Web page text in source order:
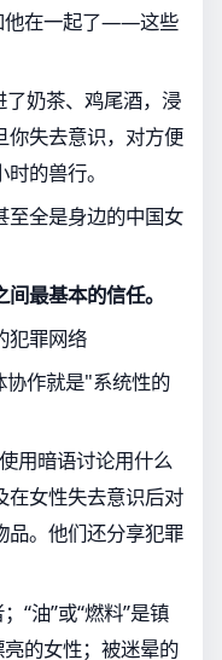
他在一起了——这些
奶茶、鸡尾酒，浸
你失去意识，对方便
的兽行。
至全是身边的中国女
最基本的信任。
犯罪网络
作就是"系统性的
用暗语讨论用什么
在女性失去意识后对
品。他们还分享犯罪
“油”或“燃料”是镇
的女性；被迷晕的